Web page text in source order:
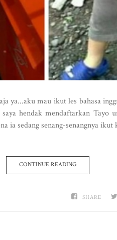
ya...aku mau ikut les bahasa
hendak mendaftarkan Tayo
ia sedang senang-senangnya
CONTINUE READING
SHARE